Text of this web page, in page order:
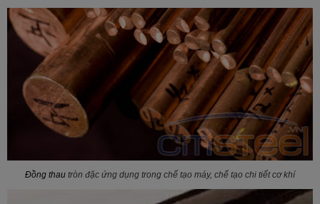
Đồng thau tròn đặc ứng dụng trong chế tạo máy, chế tạo chi tiết cơ khí